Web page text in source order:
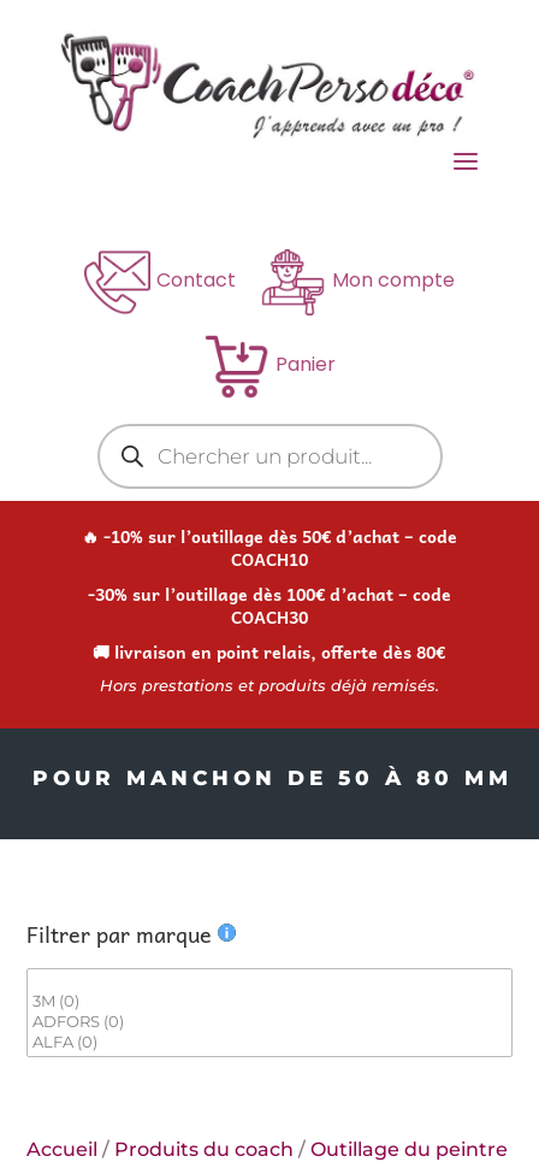
a
Contact Mon compte
Panier
Recherche
de
produits
🔥 -10% sur l’outillage dès 50€ d’achat – code
COACH10
-30% sur l’outillage dès 100€ d’achat – code
COACH30
🚚 livraison en point relais, offerte dès 80€
Hors prestations et produits déjà remisés.
POUR MANCHON DE 50 À 80 MM
Filtrer par marque
Accueil / Produits du coach /Outillage du peintre